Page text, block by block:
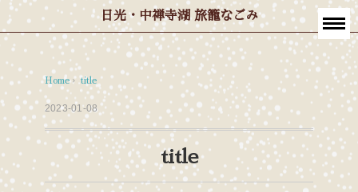
日光・中禅寺湖 旅籠なごみ
Home › title
2023-01-08
title